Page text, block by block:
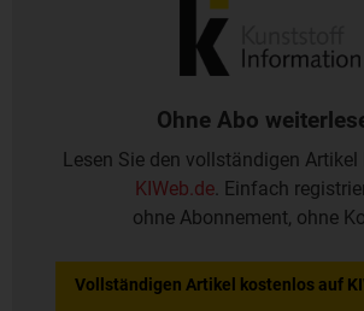
Ohne Abo
Lesen Sie den vollständigen
KIWeb.de. Einfach
ohne Abonnement, ohne
Vollständigen Artikel kostenlos auf